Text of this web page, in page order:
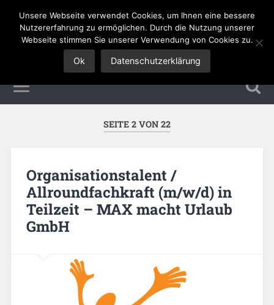
Tourismus Jobs
SEITE 2 VON 22
Organisationstalent /
Allroundfachkraft (m/w/d) in
Teilzeit – MAX macht Urlaub
GmbH
Unsere Webseite verwendet Cookies, um Ihnen eine bessere
Nutzererfahrung zu ermöglichen. Durch die Nutzung unserer
Webseite stimmen Sie unserer Verwendung von Cookies zu.
Ok Datenschutzerklärung